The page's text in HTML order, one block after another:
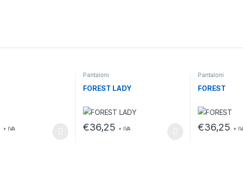
+ IVA
Pantaloni
FOREST LADY
€36,25 + IVA
Pantaloni
FOREST
€36,25 +